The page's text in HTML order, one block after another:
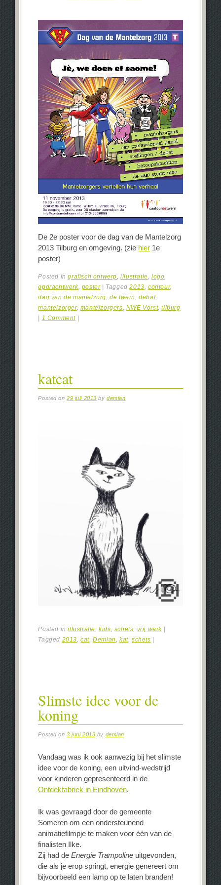
De 2e poster voor de dag van de Mantelzorg
2013 Tilburg en omgeving. (zie hier 1e
poster)
Posted ingrafisch ontwerp,illustratie,logo,
opdrachtwerk, poster Tagged2013,contour,
dag van de mantelzorg,de twern,debat,
mantelzorger, mantelzorgers, NWE Vorst,tilburg
1 Comment
katcat
Posted on29 juli 2013 bydemian
Posted inillustratie,kids, schets, vrij werk
Tagged 2013,cat,Demian,kat,schets
Slimste idee voor de
koning
Posted on3 juni 2013 by demian
Vandaag was ik ook aanwezig bij het slimste
idee voor de koning, een uitvind-wedstrijd
voor kinderen gepresenteerd in de
Ontdekfabriek in Eindhoven.
Ik was gevraagd door de gemeente
Someren om een ondersteunend
animatiefilmpje te maken voor één van de
finalisten Ilke.
Zij had deEnergie Trampoline uitgevonden,
die als je erop springt, energie genereert om
bijvoorbeeld een lamp op te laten branden!